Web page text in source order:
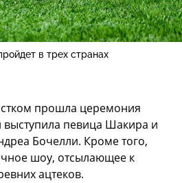
в трех странах
прошла церемония
выступила певица Шакира и
Бочелли. Кроме того,
шоу, отсылающее к
ацтеков.